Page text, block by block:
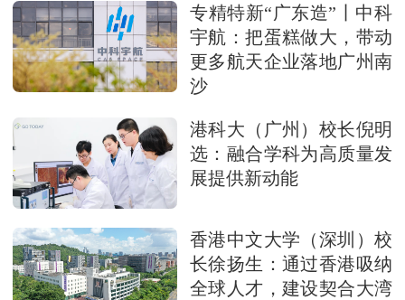
专精特新“广东造”丨中科
宇航：把蛋糕做大，带动
更多航天企业落地广州南
沙
港科大（广州）校长倪明
选：融合学科为高质量发
展提供新动能
香港中文大学（深圳）校
长徐扬生：通过香港吸纳
全球人才，建设契合大湾